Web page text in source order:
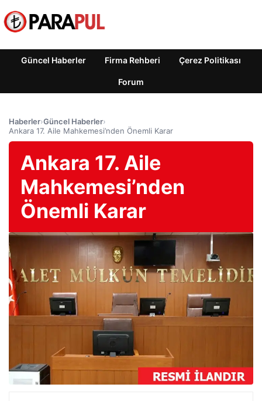
Güncel Haberler Firma Rehberi Çerez Politikası
Forum
Haberler›Güncel Haberler›
Ankara 17. Aile Mahkemesi’nden Önemli Karar
Ankara 17. Aile
Mahkemesi’nden
Önemli Karar